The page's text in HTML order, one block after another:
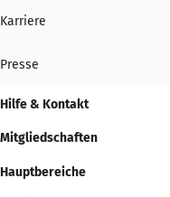
Karriere
Presse
Hilfe & Kontakt
Mitgliedschaften
Hauptbereiche